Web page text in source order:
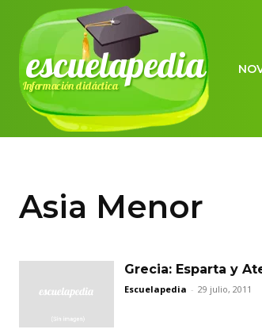
escuelapedia
Información didáctica
Asia Menor
Grecia: Esparta y
Escuelapedia - 29 julio, 2011